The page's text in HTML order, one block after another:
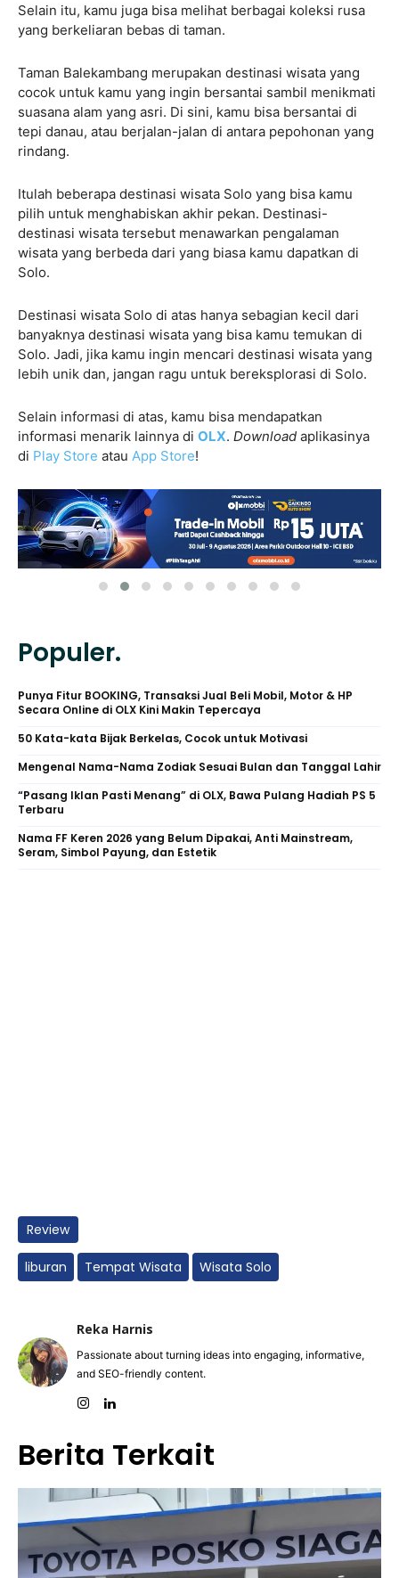
Selain itu, kamu juga bisa melihat berbagai koleksi rusa
yang berkeliaran bebas di taman.
Taman Balekambang merupakan destinasi wisata yang
cocok untuk kamu yang ingin bersantai sambil menikmati
suasana alam yang asri. Di sini, kamu bisa bersantai di
tepi danau, atau berjalan-jalan di antara pepohonan yang
rindang.
Itulah beberapa destinasi wisata Solo yang bisa kamu
pilih untuk menghabiskan akhir pekan. Destinasi-
destinasi wisata tersebut menawarkan pengalaman
wisata yang berbeda dari yang biasa kamu dapatkan di
Solo.
Destinasi wisata Solo di atas hanya sebagian kecil dari
banyaknya destinasi wisata yang bisa kamu temukan di
Solo. Jadi, jika kamu ingin mencari destinasi wisata yang
lebih unik dan, jangan ragu untuk bereksplorasi di Solo.
Selain informasi di atas, kamu bisa mendapatkan
informasi menarik lainnya di OLX. Download aplikasinya
di Play Store atau App Store!
Populer.
Punya Fitur BOOKING, Transaksi Jual Beli Mobil, Motor & HP
Secara Online di OLX Kini Makin Tepercaya
50 Kata-kata Bijak Berkelas, Cocok untuk Motivasi
Mengenal Nama-Nama Zodiak Sesuai Bulan dan Tanggal Lahir
“Pasang Iklan Pasti Menang” di OLX, Bawa Pulang Hadiah PS 5
Terbaru
Nama FF Keren 2026 yang Belum Dipakai, Anti Mainstream,
Seram, Simbol Payung, dan Estetik
Review
liburan Tempat Wisata Wisata Solo
Reka Harnis
Passionate about turning ideas into engaging, informative,
and SEO-friendly content.
Berita Terkait